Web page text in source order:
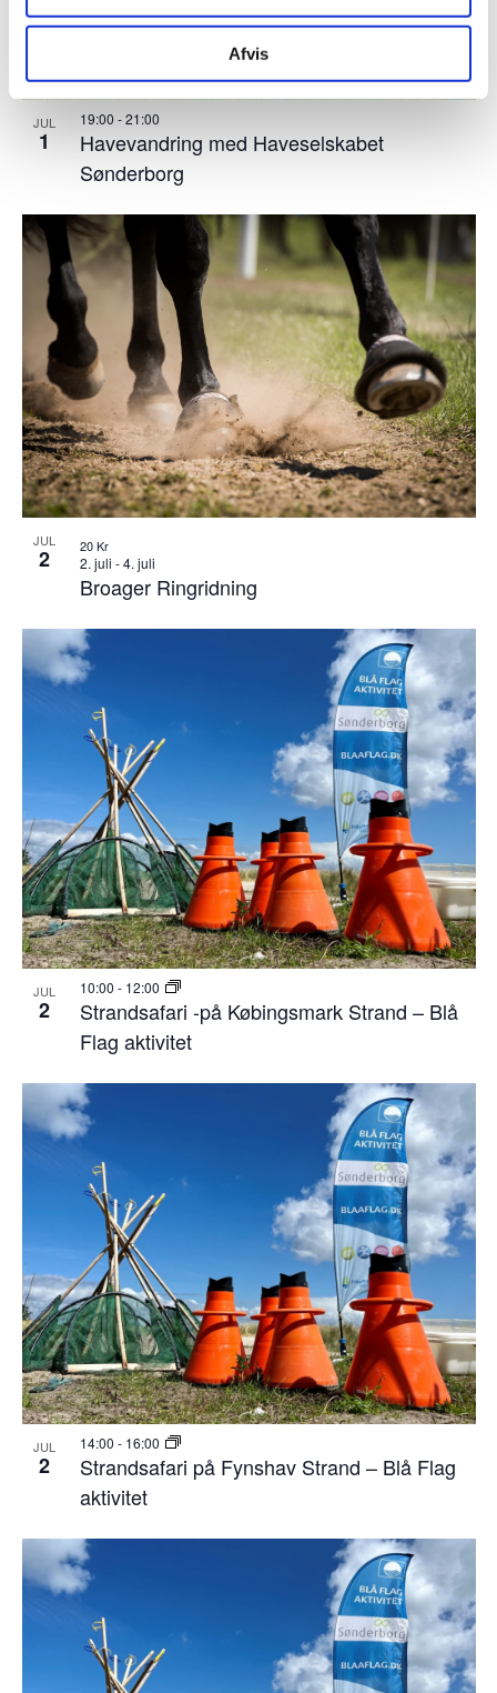
Afvis
JUL
1
Havevandring med Haveselskabet
Sønderborg
19:00 -21:00
JUL
2
Broager Ringridning
2. juli -4. juli
20 Kr
JUL
2
Strandsafari -på Købingsmark Strand – Blå
Flag aktivitet
10:00 - 12:00
JUL
2
Strandsafari på Fynshav Strand – Blå Flag
aktivitet
14:00 - 16:00